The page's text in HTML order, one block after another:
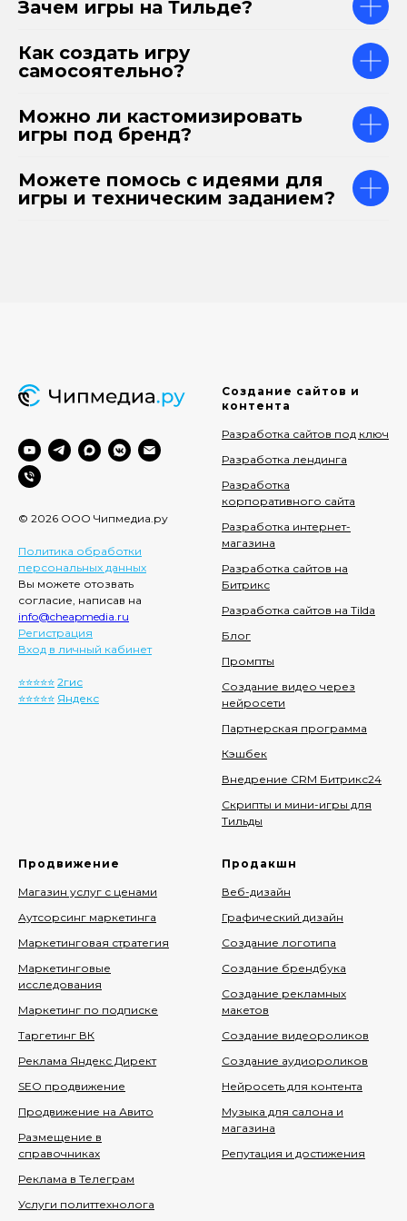
Зачем игры на Тильде?
Как создать игру
самосоятельно?
Можно ли кастомизировать
игры под бренд?
Можете помось с идеями для
игры и техническим заданием?
© 2026 ООО Чипмедиа.ру
Политика обработки
персональных данных
Вы можете отозвать
согласие, написав на
info@cheapmedia.ru
Регистрация
Вход в личный кабинет
⭐️⭐️⭐️⭐️⭐️ 2гис
⭐️⭐️⭐️⭐️⭐️ Яндекс
Создание сайтов и
контента
Разработка сайтов под ключ
Разработка лендинга
Разработка
корпоративного сайта
Разработка интернет-
магазина
Разработка сайтов на
Битрикс
Разработка сайтов на Tilda
Блог
Промпты
Создание видео через
нейросети
Партнерская программа
Кэшбек
Внедрение CRM Битрикс24
Скрипты и мини-игры для
Тильды
Продвижение
Магазин услуг с ценами
Аутсорсинг маркетинга
Маркетинговая стратегия
Маркетинговые
исследования
Маркетинг по подписке
Таргетинг ВК
Реклама Яндекс Директ
SEO продвижение
Продвижение на Авито
Размещение в
справочниках
Реклама в Телеграм
Услуги политтехнолога
Продакшн
Веб-дизайн
Графический дизайн
Создание логотипа
Создание брендбука
Создание рекламных
макетов
Создание видеороликов
Создание аудиороликов
Нейросеть для контента
Музыка для салона и
магазина
Репутация и достижения